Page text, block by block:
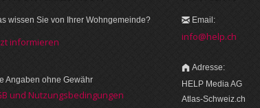
wissen Sie von Ihrer Wohngemeinde?
informieren
Angaben ohne Gewähr
und Nutzungsbedingungen
Email:
info@help.ch
Adresse:
HELP Media AG
Atlas-Schweiz.ch